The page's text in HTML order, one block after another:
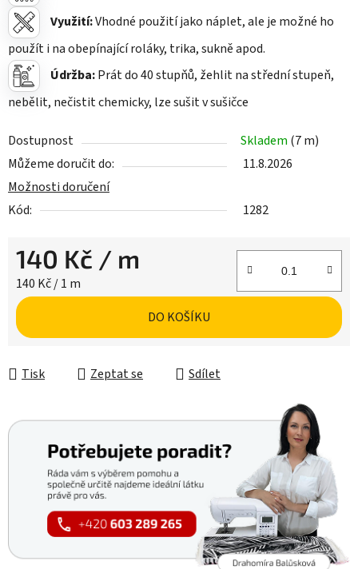
Využití:Vhodné použití jako náplet, ale je možné ho
použít i na obepínající roláky, trika, sukně apod.
Údržba:Prát do 40 stupňů, žehlit na střední stupeň,
nebělit, nečistit chemicky, lze sušit v sušičce
Dostupnost Skladem (7 m)
Můžeme doručit do:
11.8.2026
Možnosti doručení
Kód:
1282
140 Kč / m
Měrná cena:
140 Kč / 1 m
DO KOŠÍKU
Tisk Zeptat se Sdílet